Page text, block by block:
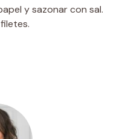
y sazonar con sal.